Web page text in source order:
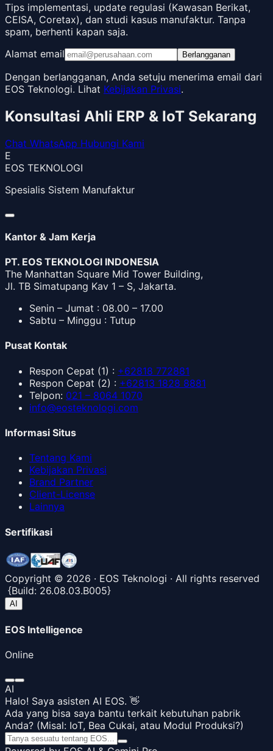
Tips implementasi, update regulasi (Kawasan Berikat,
CEISA, Coretax), dan studi kasus manufaktur. Tanpa
spam, berhenti kapan saja.
Alamat email
Berlangganan
Dengan berlangganan, Anda setuju menerima email dari
EOS Teknologi. Lihat Kebijakan Privasi.
Konsultasi Ahli ERP & IoT Sekarang
Chat WhatsApp Hubungi Kami
E
EOS TEKNOLOGI
Spesialis Sistem Manufaktur
Kantor & Jam Kerja
PT. EOS TEKNOLOGI INDONESIA
The Manhattan Square Mid Tower Building,
Jl. TB Simatupang Kav 1 – S, Jakarta.
Senin – Jumat : 08.00 – 17.00
Sabtu – Minggu : Tutup
Pusat Kontak
Respon Cepat (1) : +62818 772881
Respon Cepat (2) : +62813 1828 8881
Telpon: 021 – 8064 1070
info@eosteknologi.com
Informasi Situs
Tentang Kami
Kebijakan Privasi
Brand Partner
Client-License
Lainnya
Sertifikasi
Copyright © 2026 · EOS Teknologi · All rights reserved
{Build: 26.08.03.B005}
AI
EOS Intelligence
Online
AI
Halo! Saya asisten AI EOS. 👋
Ada yang bisa saya bantu terkait kebutuhan pabrik
Anda? (Misal: IoT, Bea Cukai, atau Modul Produksi?)